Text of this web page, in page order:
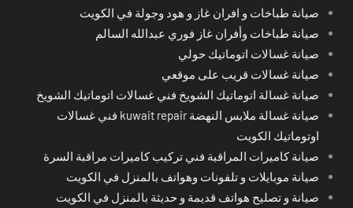
صيانة طباخات و افران غاز و هود وجولة في الكويت
صيانة طباخات وأفران غاز فوري عبدالله السالم
صيانة غسالات اتوماتيك حولي
صيانة غسالات قريب على موقعي
صيانة غسالة اتوماتيك الشويخ فني غسالات اتوماتيك الشويخ
صيانة غسالة ملابس النهضة kuwait repair فني غسالات
اوتوماتيك الكويت
صيانة كاميرات المراقبة فني تركيب كاميرات مراقبة السرة
صيانة موبايلات و تلفونات وهواتف بالمنزل في الكويت
صيانة و تصليح هواتف قديمة و حديثة بالمنزل في الكويت